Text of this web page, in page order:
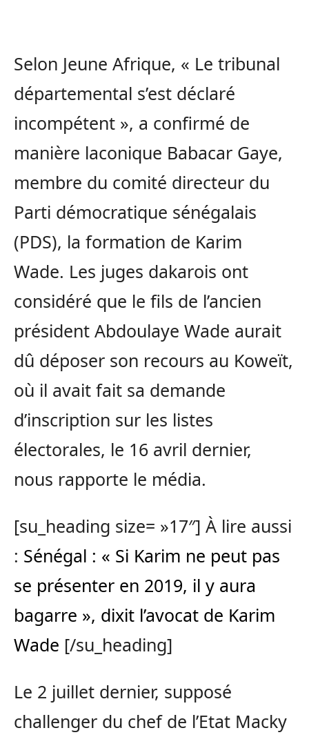
Selon Jeune Afrique, « Le tribunal
départemental s’est déclaré
incompétent », a confirmé de
manière laconique Babacar Gaye,
membre du comité directeur du
Parti démocratique sénégalais
(PDS), la formation de Karim
Wade. Les juges dakarois ont
considéré que le fils de l’ancien
président Abdoulaye Wade aurait
dû déposer son recours au Koweït,
où il avait fait sa demande
d’inscription sur les listes
électorales, le 16 avril dernier,
nous rapporte le média.
[su_heading size= »17″] À lire aussi
: Sénégal : « Si Karim ne peut pas
se présenter en 2019, il y aura
bagarre », dixit l’avocat de Karim
Wade [/su_heading]
Le 2 juillet dernier, supposé
challenger du chef de l’Etat Macky